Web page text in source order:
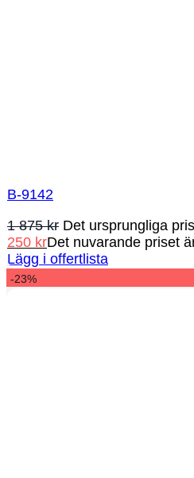
B-9142
1 875kr Det ursprungliga
250 krDet nuvarande priset
Lägg i offertlista
-23%